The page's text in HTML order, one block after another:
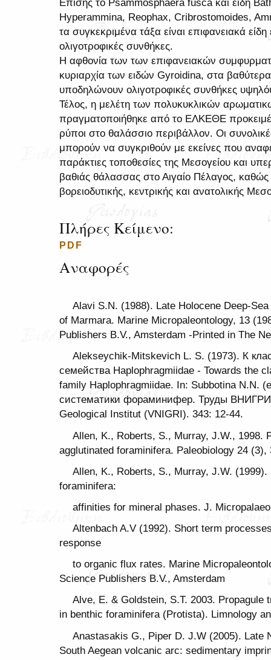
Επίσης το Psammosphaera fusca και είδη
Hyperammina, Reophax, Cribrostomoides,
τα συγκεκριμένα τάξα είναι επιφανειακά
ολιγοτροφικές συνθήκες.
Η αφθονία των των επιφανειακών
κυριαρχία των ειδών Gyroidina, στα
υποδηλώνουν ολιγοτροφικές συνθήκες
Τέλος, η μελέτη των πολυκυκλικών
πραγματοποιήθηκε από το ΕΛΚΕΘΕ
ρύποι στο θαλάσσιο περιβάλλον. Οι
μπορούν να συγκριθούν με εκείνες που
παράκτιες τοποθεσίες της Μεσογείου και
βαθιάς θάλασσας στο Αιγαίο Πέλαγος, καθώς
βορειοδυτικής, κεντρικής και ανατολικής
Πλήρες Κείμενο:
PDF
Αναφορές
Alavi S.N. (1988). Late Holocene Deep-
of Marmara. Marine Micropaleontology, 13
Publishers B.V., Amsterdam -Printed in The
Alekseychik-Mitskevich L. S. (1973). К
семейства Haplophragmiidae - Towards the
family Haplophragmiidae. In: Subbotina N.N.
систематики фораминифер. Труды
Geological Institut (VNIGRI). 343: 12-44.
Allen, K., Roberts, S., Murray, J.W., 1998.
agglutinated foraminifera. Paleobiology 24 (3),
Allen, K., Roberts, S., Murray, J.W.
foraminifera:
affinities for mineral phases. J.
Altenbach A.V (1992). Short term
response
to organic flux rates. Marine
Science Publishers B.V., Amsterdam
Alve, E. & Goldstein, S.T. 2003.
in benthic foraminifera (Protista). Limnology
Anastasakis G., Piper D. J.W (2005). Late
South Aegean volcanic arc: sedimentary